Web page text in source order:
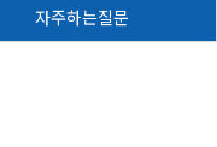
자주하는질문